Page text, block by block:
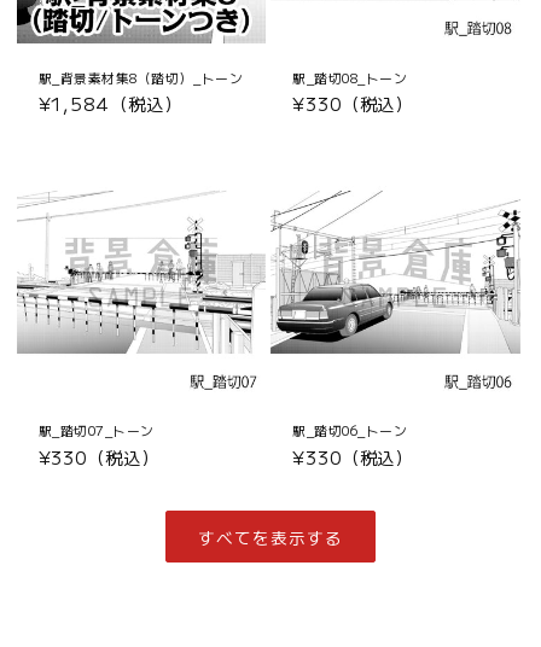
駅_背景素材集8（踏切）_トーン
通
¥1,584（税込）
駅_踏切08_トーン
通
¥330（税込）
駅_踏切07_トーン
通
¥330（税込）
駅_踏切06_トーン
通
価
格
¥330（税込）
すべてを表示する